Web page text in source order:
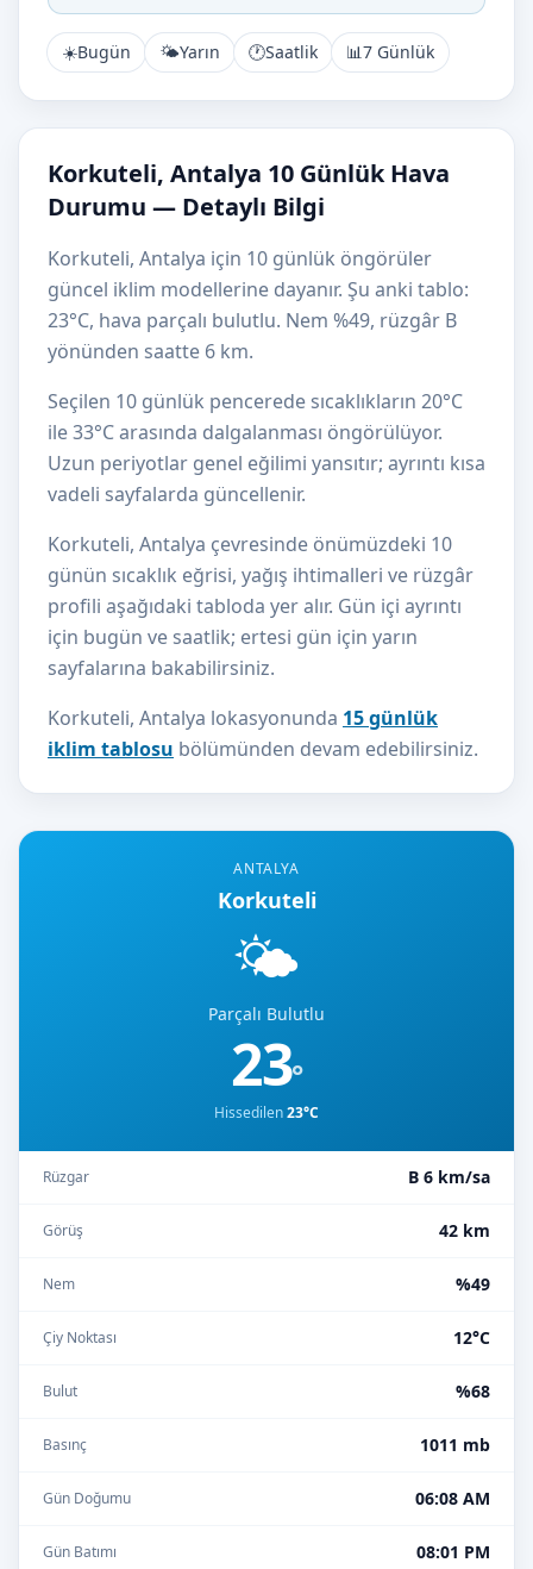
ANTALYA
Korkuteli
🌤️
Parçalı Bulutlu
23°
Hissedilen23°C
Rüzgar B 6 km/sa
Görüş 42 km
Nem %49
Çiy Noktası 12°C
Bulut %68
Basınç 1011 mb
Gün Doğumu 06:08 AM
Gün Batımı 08:01 PM
☀️Bugün 🌤️Yarın 🕐Saatlik 📊7 Günlük
Korkuteli, Antalya 10 Günlük Hava
Durumu — Detaylı Bilgi
Korkuteli, Antalya için 10 günlük öngörüler
güncel iklim modellerine dayanır. Şu anki tablo:
23°C, hava parçalı bulutlu. Nem %49, rüzgâr B
yönünden saatte 6 km.
Seçilen 10 günlük pencerede sıcaklıkların 20°C
ile 33°C arasında dalgalanması öngörülüyor.
Uzun periyotlar genel eğilimi yansıtır; ayrıntı kısa
vadeli sayfalarda güncellenir.
Korkuteli, Antalya çevresinde önümüzdeki 10
günün sıcaklık eğrisi, yağış ihtimalleri ve rüzgâr
profili aşağıdaki tabloda yer alır. Gün içi ayrıntı
için bugün ve saatlik; ertesi gün için yarın
sayfalarına bakabilirsiniz.
Korkuteli, Antalya lokasyonunda 15 günlük
iklim tablosu bölümünden devam edebilirsiniz.